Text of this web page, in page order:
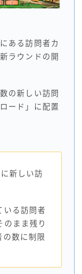
ある訪問者カ
ラウンドの開
の新しい訪問
ード」に配置
新しい訪
いる訪問者
のまま残り
の数に制限